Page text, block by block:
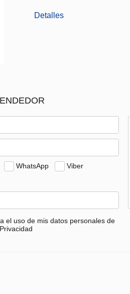
Detalles
WhatsApp
Viber
el uso de mis datos personales de